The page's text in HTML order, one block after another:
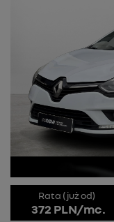
Rata (już od)
372 PLN/mc.